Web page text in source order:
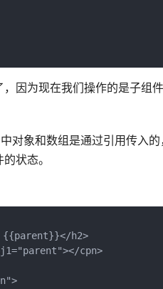
因为现在我们操作的是子组
对象和数组是通过引用传入
状态。
{{parent}}</h2>
cpn>